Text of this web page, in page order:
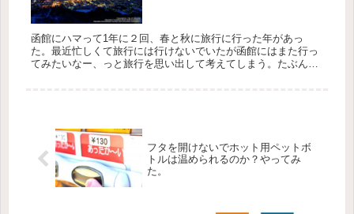
函館にハマって1年に２回、春と秋に旅行に行った年があっ
た。最近忙しくて旅行には行けないでいたが函館にはまた行っ
てみたいなー、っと旅行を思い出して考えてしまう。たぶん函
フタを開けないでホット用ペットボ
トルは温められるのか？やってみ
た。